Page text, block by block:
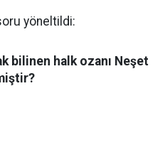
yöneltildi:
bilinen halk ozanı Neşet